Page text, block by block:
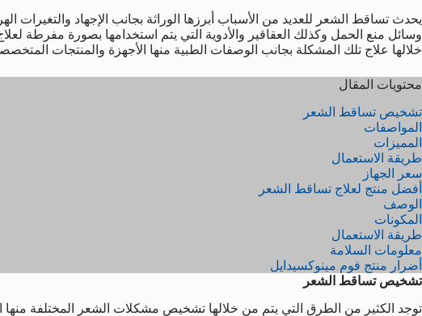
يحدث تساقط الشعر للعديد من الأسباب أبرزها الوراثة بجانب الإجهاد والتغيرات
وسائل منع الحمل وكذلك العقاقير والأدوية التي يتم استخدامها بصورة مفرطة
خلالها علاج تلك المشكلة بجانب الوصفات الطبية منها الأجهزة والمنتجات
محتويات المقال
تشخيص تساقط الشعر
المواصفات
المميزات
طريقة الاستعمال
سعر الجهاز
أفضل منتج لعلاج تساقط الشعر
الوصف
المكونات
طريقة الاستعمال
معلومات السلامة
أضرار منتج فوم مينوكسيدايل
تشخيص تساقط الشعر
توجد الكثير من الطرق التي يتم من خلالها تشخيص مشكلات الشعر المختلفة